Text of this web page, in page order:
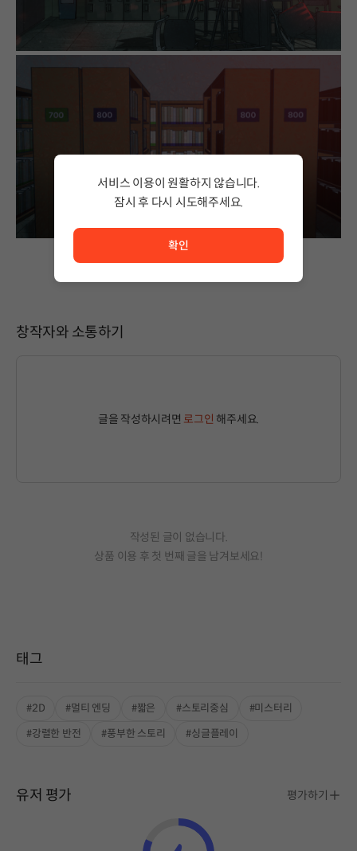
창작자와 소통하기
글을 작성하시려면 로그인 해주세요.
작성된 글이 없습니다.
상품 이용 후 첫 번째 글을 남겨보세요!
태그
#2D #멀티 엔딩 #짧은 #스토리중심
#미스터리
#강렬한 반전
#풍부한 스토리 #싱글플레이
유저 평가 평가하기
서비스 이용이 원활하지 않습니다.
잠시 후 다시 시도해주세요.
확인